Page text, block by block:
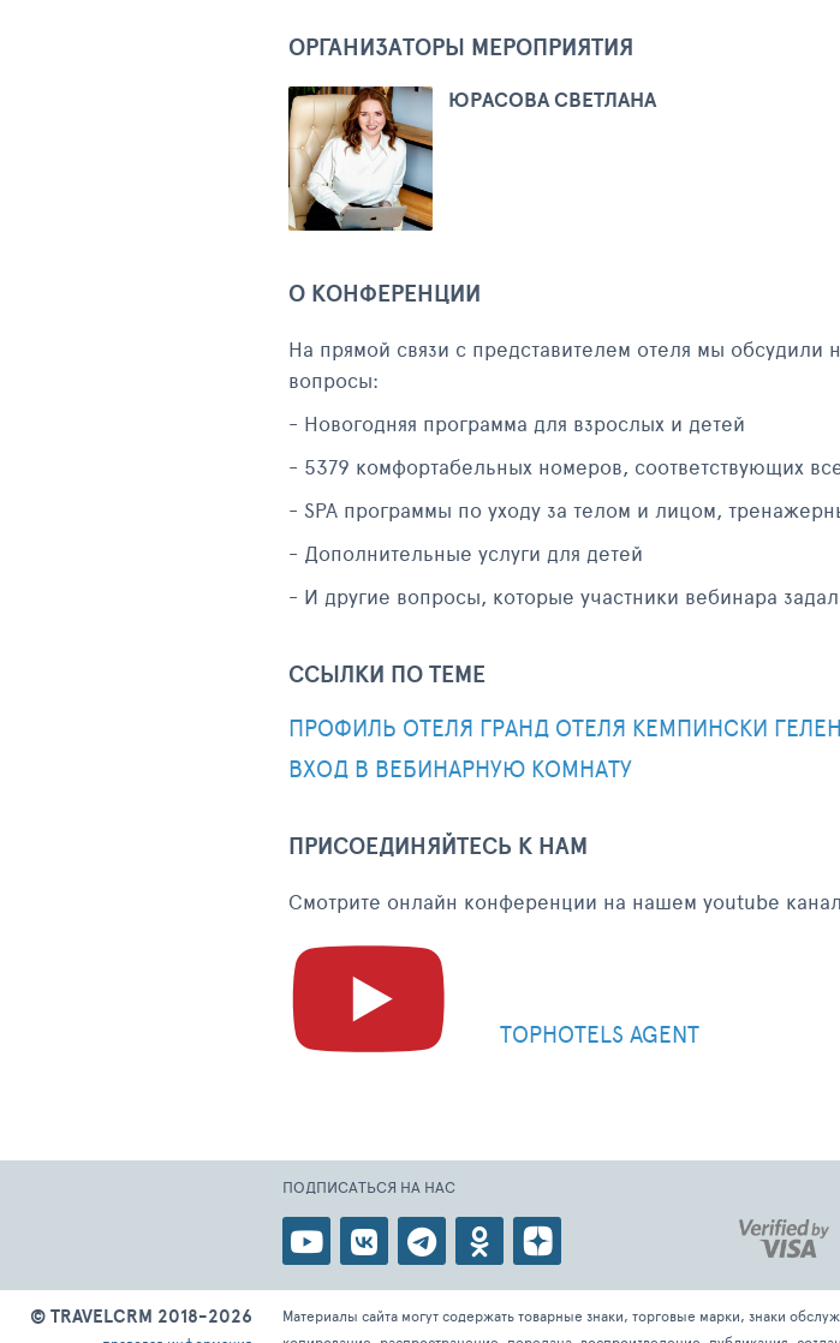
ОРГАНИЗАТОРЫ МЕРОПРИЯТИЯ
ЮРАСОВА СВЕТЛАНА
О КОНФЕРЕНЦИИ
На прямой связи с представителем отеля мы
вопросы:
- Новогодняя программа для взрослых и детей
- 5379 комфортабельных номеров, соответствующих
- SPA программы по уходу за телом и лицом,
- Дополнительные услуги для детей
- И другие вопросы, которые участники вебинара
ССЫЛКИ ПО ТЕМЕ
ПРОФИЛЬ ОТЕЛЯ ГРАНД ОТЕЛЯ КЕМПИНСКИ
ВХОД В ВЕБИНАРНУЮ КОМНАТУ
ПРИСОЕДИНЯЙТЕСЬ К НАМ
Cмотрите онлайн конференции на нашем youtube
TOPHOTELS AGENT
ПОДПИСАТЬСЯ НА НАС
© TRAVELCRM 2018-2026
Материалы сайта могут содержать товарные знаки, торговые марки, знаки